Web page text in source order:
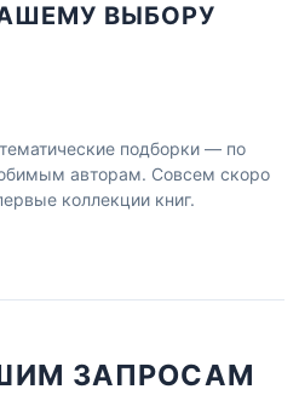
ВЫБОРУ
подборки — по
авторам. Совсем скоро
коллекции книг.
ЗАПРОСАМ